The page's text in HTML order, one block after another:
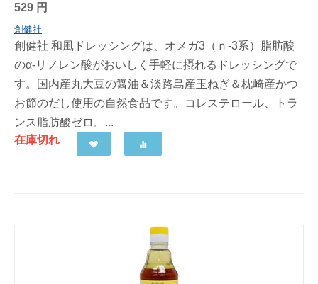
529 円
創健社
創健社 和風ドレッシングは、オメガ3（ｎ-3系）脂肪酸
のα-リノレン酸がおいしく手軽に摂れるドレッシングで
す。国内産丸大豆の醤油＆淡路島産玉ねぎ＆枕崎産かつ
お節のだし使用の自然食品です。コレステロール、トラ
ンス脂肪酸ゼロ。...
在庫切れ